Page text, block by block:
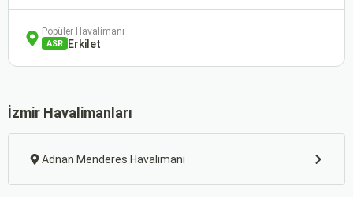
Popüler Havalimanı
ASR Erkilet
İzmir Havalimanları
Adnan Menderes Havalimanı